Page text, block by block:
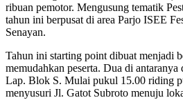
ribuan pemotor. Mengusung tematik
tahun ini berpusat di area Parjo ISEE
Senayan.
Tahun ini starting point dibuat menjadi
memudahkan peserta. Dua di
Lap. Blok S. Mulai pukul 15.00 riding
menyusuri Jl. Gatot Subroto menuju